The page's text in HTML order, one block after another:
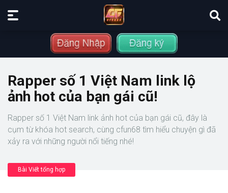
Rapper số 1 Việt Nam link lộ
ảnh hot của bạn gái cũ!
Rapper số 1 Việt Nam link ảnh hot của bạn gái cũ, đây là
cụm từ khóa hot search, cùng cfun68 tìm hiểu chuyện gì đã
xảy ra với những người nổi tiếng nhé!
Bài Viết tổng hợp